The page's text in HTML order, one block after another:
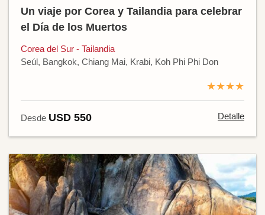
Un viaje por Corea y Tailandia para celebrar
el Día de los Muertos
Corea del Sur - Tailandia
Seúl, Bangkok, Chiang Mai, Krabi, Koh Phi Phi Don
★★★★
Desde USD 550 Detalle